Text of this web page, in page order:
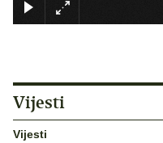
Vijesti
Vijesti